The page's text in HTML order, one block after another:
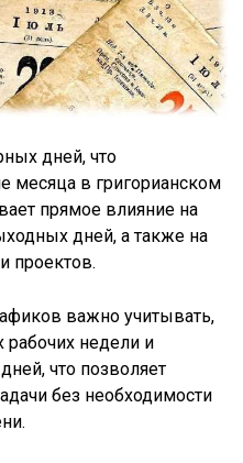
дней, что
месяца в григорианском
прямое влияние на
дней, а также на
проектов.
важно учитывать,
недели и
что позволяет
без необходимости